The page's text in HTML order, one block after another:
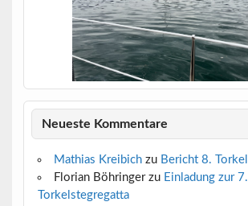
IMG_3147
Neueste Kommentare
Mathias Kreibichzu Bericht 8.
Florian Böhringerzu Einladung zur 7.
Torkelstegregatta